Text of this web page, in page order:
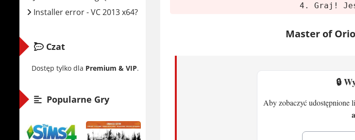
Intel Core i7 3.0 GHz
1 GB GeForce GTX
4 GB RAM
4. Graj!
Master of
🔒
Aby zobaczyć udostępnione
Installer error - VC 2013 x64?
Czat
Dostęp tylko dla Premium & VIP.
Popularne Gry